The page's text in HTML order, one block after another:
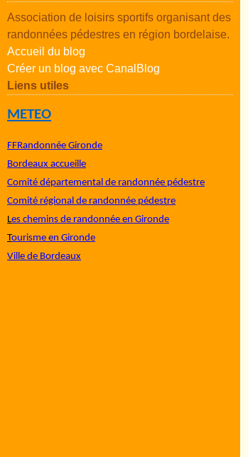
Association de loisirs sportifs organisant des
randonnées pédestres en région bordelaise.
Accueil du blog
Créer un blog avec CanalBlog
Liens utiles
METEO
FFRandonnée Gironde
Bordeaux accueille
Comité départemental de randonnée pédestre
Comité régional de randonnée pédestre
Les chemins de randonnée en Gironde
Tourisme en Gironde
Ville de Bordeaux